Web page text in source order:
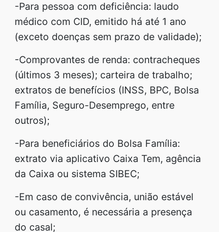
-Para pessoa com deficiência: laudo
médico com CID, emitido há até 1 ano
(exceto doenças sem prazo de validade);
-Comprovantes de renda: contracheques
(últimos 3 meses); carteira de trabalho;
extratos de benefícios (INSS, BPC, Bolsa
Família, Seguro-Desemprego, entre
outros);
-Para beneficiários do Bolsa Família:
extrato via aplicativo Caixa Tem, agência
da Caixa ou sistema SIBEC;
-Em caso de convivência, união estável
ou casamento, é necessária a presença
do casal;